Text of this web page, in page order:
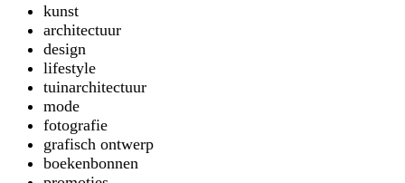
kunst
architectuur
design
lifestyle
tuinarchitectuur
mode
fotografie
grafisch ontwerp
boekenbonnen